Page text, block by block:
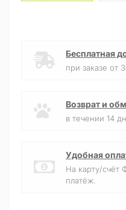
Бесплатная
при заказе от
Возврат и
в течении 14
Удобная
На карту/
платёж.